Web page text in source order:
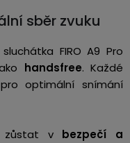
sběr zvuku
FIRO A9 Pro
handsfree. Každé
pro optimální snímání
zůstat v bezpečí a